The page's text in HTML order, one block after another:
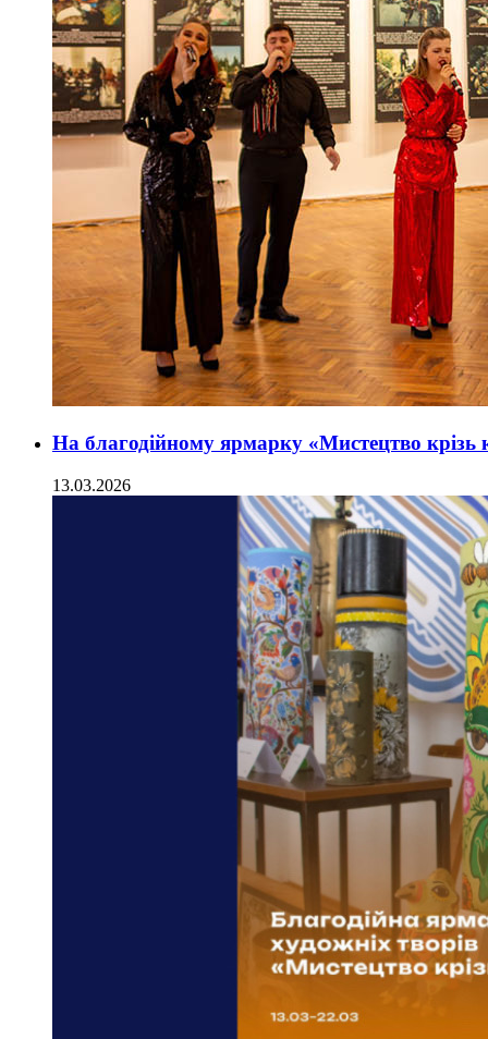
На благодійному ярмарку «Мистецтво крізь
13.03.2026